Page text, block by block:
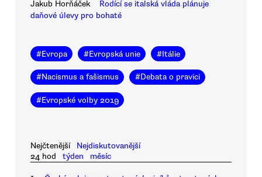
Jakub Horňáček
Rodící se italská vláda plánuje
daňové úlevy pro bohaté
#Evropa #Evropská unie #Itálie
#Nacismus a fašismus #Debata o pravici
#Evropské volby 2019
Nejčtenější
Nejdiskutovanější
24 hod
týden měsíc